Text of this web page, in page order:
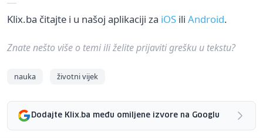
Klix.ba čitajte i u našoj aplikaciji za iOS ili Android.
Znate nešto više o temi ili želite prijaviti grešku u tekstu?
nauka životni vijek
Dodajte Klix.ba među omiljene izvore na Googlu